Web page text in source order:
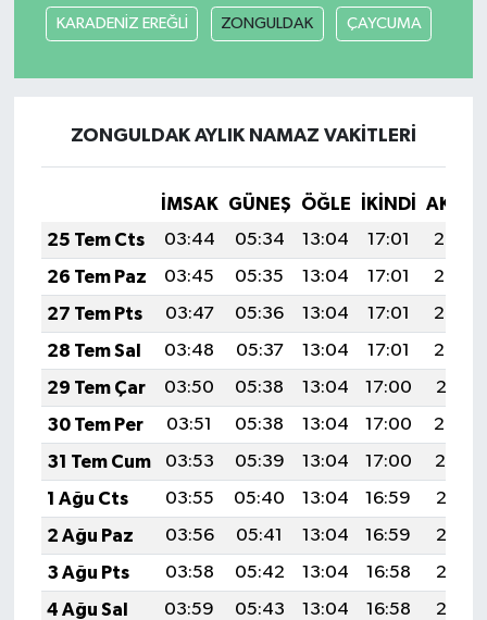
KARADENİZ EREĞLİ ZONGULDAK ÇAYCUMA
ZONGULDAK AYLIK NAMAZ VAKITLERI
İMSAK GÜNEŞ ÖĞLE İKINDI
25 Tem Cts
03:44 05:34 13:04 17:01
20:25
26 Tem Paz
03:45 05:35 13:04 17:01
20:24
27 Tem Pts
03:47 05:36 13:04 17:01
20:23
28 Tem Sal
03:48 05:37 13:04 17:01
20:22
29 Tem Çar
03:50 05:38 13:04 17:00
20:21
30 Tem Per
03:51 05:38 13:04 17:00
20:20
31 Tem Cum
03:53 05:39 13:04 17:00
20:19
1 Ağu Cts
03:55 05:40 13:04 16:59
20:18
2 Ağu Paz
03:56 05:41 13:04 16:59
20:17
3 Ağu Pts
03:58 05:42 13:04 16:58
20:16
4 Ağu Sal
03:59 05:43 13:04 16:58
20:15
Kültür Sanat
Kütahya
Magazin
Pazarlar
Resmi İlan
Rüya Tabirleri
Sağlık
Simav